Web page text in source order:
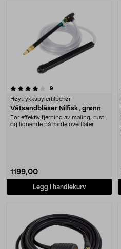
9
Høytrykkspylertilbehør
Våtsandblåser Nilfisk, grønn
For effektiv fjerning av maling, rust
og lignende på harde overflater
1199,00
Legg i handlekurv
5.0 av 5 stjerner